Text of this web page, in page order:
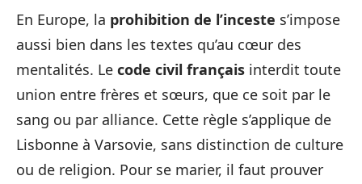
En Europe, la prohibition de l’inceste s’impose
aussi bien dans les textes qu’au cœur des
mentalités. Le code civil français interdit toute
union entre frères et sœurs, que ce soit par le
sang ou par alliance. Cette règle s’applique de
Lisbonne à Varsovie, sans distinction de culture
ou de religion. Pour se marier, il faut prouver